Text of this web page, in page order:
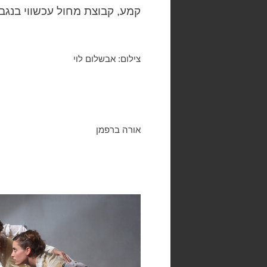
קמע, קבוצת מחול עכשווי בנגב. 3 גברים יוצרים. סוזן דלל, 11 באפריל
צילום: אבשלום לוי
אורה ברפמן